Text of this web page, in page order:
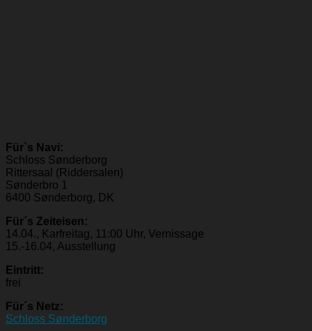
Für`s Navi:
Schloss Sønderborg
Rittersaal (Riddersalen)
Sønderbro 1
6400 Sønderborg, DK
Für´s Zeiteisen:
14.04., Karfreitag, 11:00 Uhr, Vernissage
15.-16.04, Ausstellung
Eintritt:
frei
Für´s Netz:
Schloss Sønderborg